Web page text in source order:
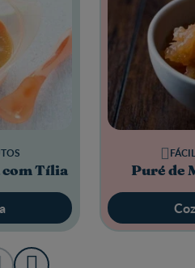
com Tília Puré de
FÁCIL